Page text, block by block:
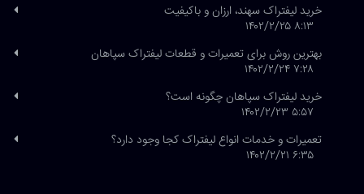
خرید لیفتراک سهند، ارزان و باکیفیت
۸:۱۳ ۱۴۰۲/۲/۲۵
بهترین روش برای تعمیرات و قطعات لیفتراک سپاهان
۷:۲۸ ۱۴۰۲/۲/۲۴
خرید لیفتراک سپاهان چگونه است؟
۵:۵۷ ۱۴۰۲/۲/۲۳
تعمیرات و خدمات انواع لیفتراک کجا وجود دارد؟
۶:۳۵ ۱۴۰۲/۲/۲۱